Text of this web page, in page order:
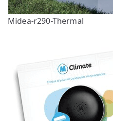
Midea-r290-Thermal